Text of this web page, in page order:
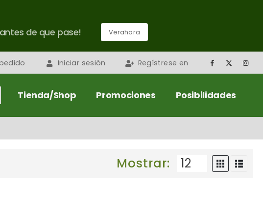
de que pase! Verahora
Iniciar sesión Regístrese en
búsqueda
Tienda/Shop Promociones Posibilidades
Mostrar: